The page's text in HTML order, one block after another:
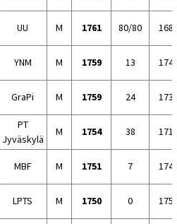
UU M 1761 80/80
YNM M 1759 13
GraPi M 1759 24
PT
Jyväskylä
M 1754 38
MBF M 1751 7
LPTS M 1750 0